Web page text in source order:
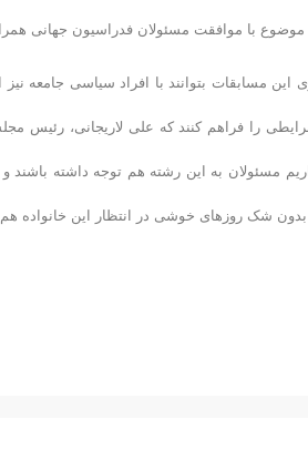
با موافقت مسئولان فدراسیون جهانی
این مسابقات بتوانند با افراد سیاسی جامعه
را فراهم کنند که علی لاریجانی، رئیس
مسئولان به این رشته هم توجه داشته باشند و
شک روزهای خوشی در انتظار این خانواده